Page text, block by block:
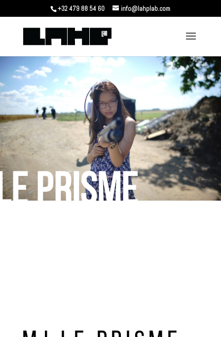
+32 479 88 54 60 info@lahplab.com
PRISME